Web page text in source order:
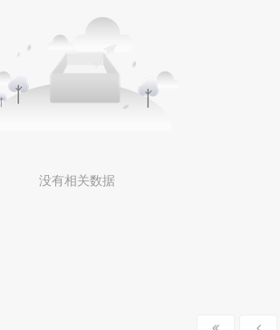
没有相关数据